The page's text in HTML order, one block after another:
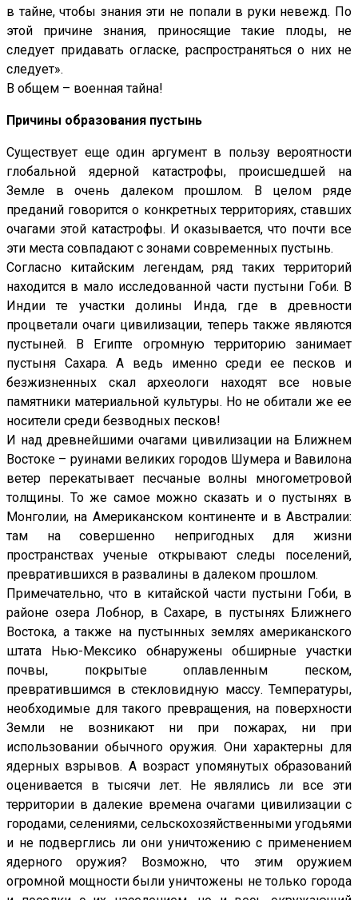
в тайне, чтобы знания эти не попали в руки невежд. По
этой причине знания, приносящие такие плоды, не
следует придавать огласке, распространяться о них не
следует».
В общем – военная тайна!
Причины образования пустынь
Существует еще один аргумент в пользу вероятности
глобальной ядерной катастрофы, происшедшей на
Земле в очень далеком прошлом. В целом ряде
преданий говорится о конкретных территориях, ставших
очагами этой катастрофы. И оказывается, что почти все
эти места совпадают с зонами современных пустынь.
Согласно китайским легендам, ряд таких территорий
находится в мало исследованной части пустыни Гоби. В
Индии те участки долины Инда, где в древности
процветали очаги цивилизации, теперь также являются
пустыней. В Египте огромную территорию занимает
пустыня Сахара. А ведь именно среди ее песков и
безжизненных скал археологи находят все новые
памятники материальной культуры. Но не обитали же ее
носители среди безводных песков!
И над древнейшими очагами цивилизации на Ближнем
Востоке – руинами великих городов Шумера и Вавилона
ветер перекатывает песчаные волны многометровой
толщины. То же самое можно сказать и о пустынях в
Монголии, на Американском континенте и в Австралии:
там на совершенно непригодных для жизни
пространствах ученые открывают следы поселений,
превратившихся в развалины в далеком прошлом.
Примечательно, что в китайской части пустыни Гоби, в
районе озера Лобнор, в Сахаре, в пустынях Ближнего
Востока, а также на пустынных землях американского
штата Нью-Мексико обнаружены обширные участки
почвы, покрытые оплавленным песком,
превратившимся в стекловидную массу. Температуры,
необходимые для такого превращения, на поверхности
Земли не возникают ни при пожарах, ни при
использовании обычного оружия. Они характерны для
ядерных взрывов. А возраст упомянутых образований
оценивается в тысячи лет. Не являлись ли все эти
территории в далекие времена очагами цивилизации с
городами, селениями, сельскохозяйственными угодьями
и не подверглись ли они уничтожению с применением
ядерного оружия? Возможно, что этим оружием
огромной мощности были уничтожены не только города